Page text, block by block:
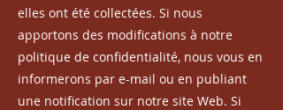
elles ont été collectées. Si nous
apportons des modifications à notre
politique de confidentialité, nous vous en
informerons par e-mail ou en publiant
une notification sur notre site Web. Si